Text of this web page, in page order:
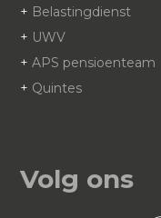
+ Belastingdienst
+ UWV
+APS pensioenteam
+ Quintes
Volg ons